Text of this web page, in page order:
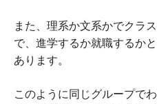
また、理系か文系かでクラ
で、進学するか就職するか
あります。
このように同じグループで